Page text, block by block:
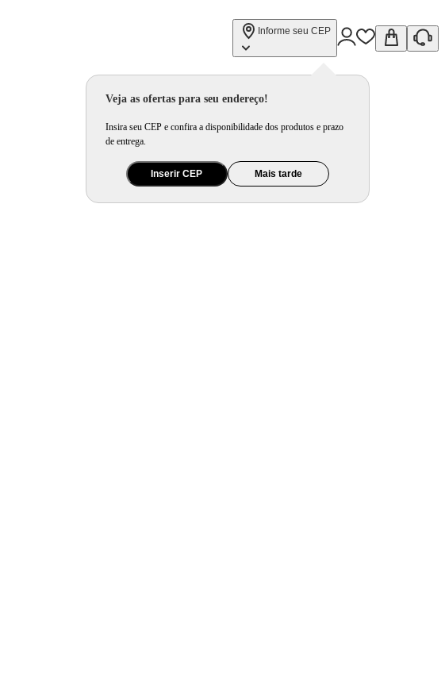
Informe seu CEP
Veja as ofertas para seu endereço!
Insira seu CEP e confira a disponibilidade dos produtos e prazo
de entrega.
Inserir CEP Mais tarde